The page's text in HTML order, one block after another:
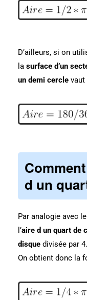
D’ailleurs, si on
la surface d’un
un demi cercle vaut
d un
Par analogie avec
l’aire d un quart de
disque divisée par 4.
On obtient donc la